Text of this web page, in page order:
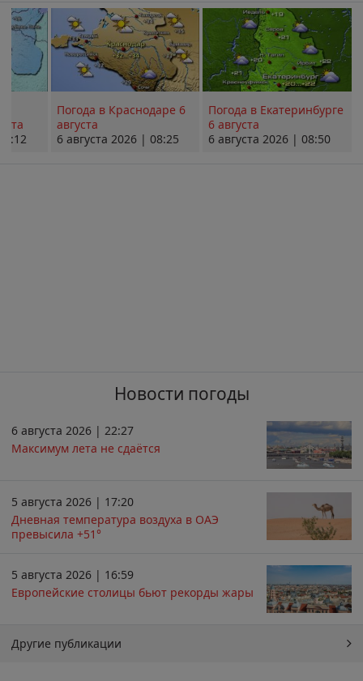
Погода в Краснодаре 6
августа
6 августа 2026 | 08:25
Погода в Екатеринбурге
6 августа
6 августа 2026 | 08:50
Новости погоды
6 августа 2026 | 22:27
Максимум лета не сдаётся
5 августа 2026 | 17:20
Дневная температура воздуха в ОАЭ
превысила +51°
5 августа 2026 | 16:59
Европейские столицы бьют рекорды жары
Другие публикации